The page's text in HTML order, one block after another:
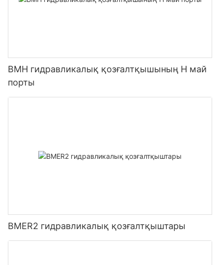
BMH гидравликалық қозғалтқышының H май
порты
BMER2 гидравликалық қозғалтқыштары